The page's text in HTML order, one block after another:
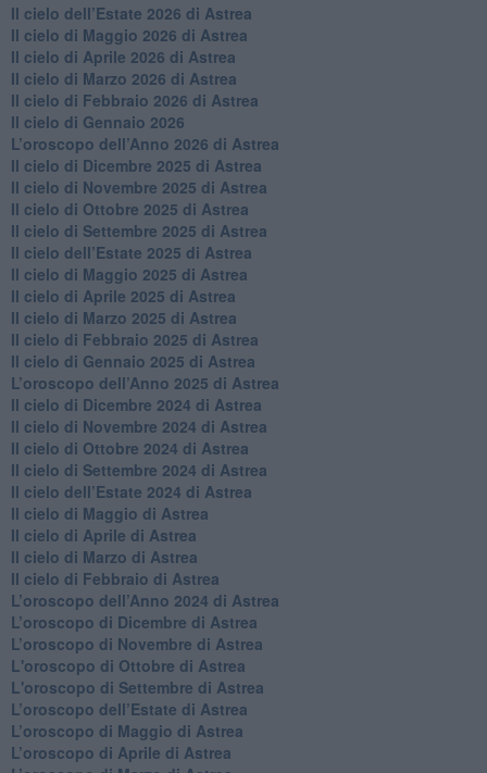
​Il cielo dell’Estate 2026 di Astrea
​Il cielo di Maggio 2026 di Astrea
​Il cielo di Aprile 2026 di Astrea
​Il cielo di Marzo 2026 di Astrea
​Il cielo di Febbraio 2026 di Astrea
Il cielo di Gennaio 2026
​L’oroscopo dell’Anno 2026 di Astrea
​Il cielo di Dicembre 2025 di Astrea
​Il cielo di Novembre 2025 di Astrea
​Il cielo di Ottobre 2025 di Astrea
Il cielo di Settembre 2025 di Astrea
Il cielo dell’Estate 2025 di Astrea
​Il cielo di Maggio 2025 di Astrea
​Il cielo di Aprile 2025 di Astrea
Il cielo di Marzo 2025 di Astrea
​Il cielo di Febbraio 2025 di Astrea
Il cielo di Gennaio 2025 di Astrea
​L’oroscopo dell’Anno 2025 di Astrea
​Il cielo di Dicembre 2024 di Astrea
Il cielo di Novembre 2024 di Astrea
​Il cielo di Ottobre 2024 di Astrea
​Il cielo di Settembre 2024 di Astrea
Il cielo dell’Estate 2024 di Astrea
Il cielo di Maggio di Astrea
Il cielo di Aprile di Astrea
​Il cielo di Marzo di Astrea
​Il cielo di Febbraio di Astrea
​L’oroscopo dell’Anno 2024 di Astrea
​L’oroscopo di Dicembre di Astrea
​L’oroscopo di Novembre di Astrea
L'oroscopo di Ottobre di Astrea
L'oroscopo di Settembre di Astrea
L’oroscopo dell’Estate di Astrea
​L’oroscopo di Maggio di Astrea
​L’oroscopo di Aprile di Astrea